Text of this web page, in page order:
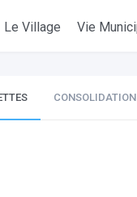
Le Village Vie
CONSOLIDATION